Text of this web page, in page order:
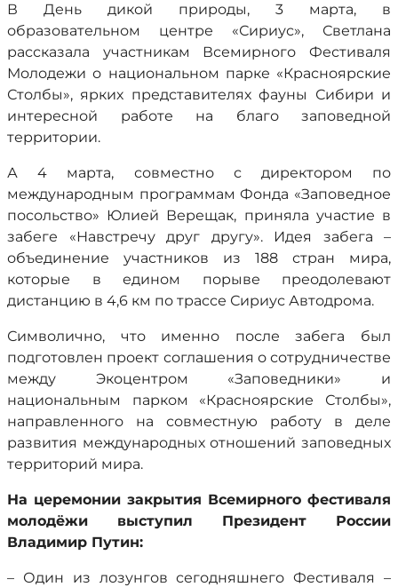
В День дикой природы, 3 марта, в
образовательном центре «Сириус», Светлана
рассказала участникам Всемирного Фестиваля
Молодежи о национальном парке «Красноярские
Столбы», ярких представителях фауны Сибири и
интересной работе на благо заповедной
территории.
А 4 марта, совместно с директором по
международным программам Фонда «Заповедное
посольство» Юлией Верещак, приняла участие в
забеге «Навстречу друг другу». Идея забега –
объединение участников из 188 стран мира,
которые в едином порыве преодолевают
дистанцию в 4,6 км по трассе Сириус Автодрома.
Символично, что именно после забега был
подготовлен проект соглашения о сотрудничестве
между Экоцентром «Заповедники» и
национальным парком «Красноярские Столбы»,
направленного на совместную работу в деле
развития международных отношений заповедных
территорий мира.
На церемонии закрытия Всемирного фестиваля
молодёжи выступил Президент России
Владимир Путин:
– Один из лозунгов сегодняшнего Фестиваля –